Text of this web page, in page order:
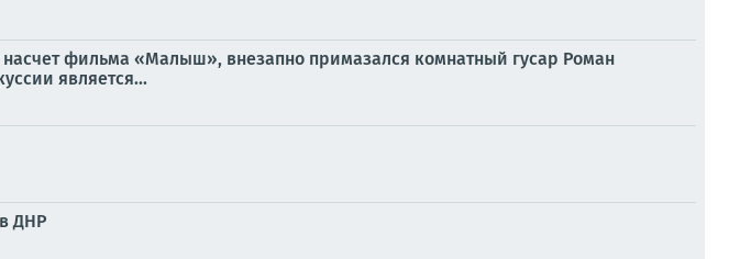
фильма «Малыш», внезапно примазался комнатный гусар Роман
является...
ДНР